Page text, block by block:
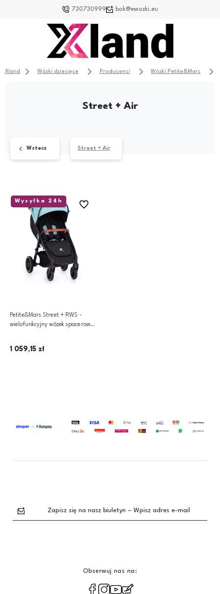
730730999 bok@ewozki.eu
Xland Wózki dziecięce Producenci Wózki Petite&Mars
Street + Air
Wstecz Street + Air
Wysyłka 24h
Petite&Mars Street + RWS -
wielofunkcyjny wózek spacerowy
1 059,15 zł
Do ulubionych
Zapisz się na nasz biuletyn – Wpisz adres e-mail
Obserwuj nas na: